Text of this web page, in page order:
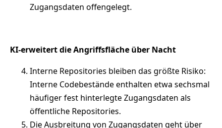
Zugangsdaten offengelegt.
KI-erweitert die Angriffsfläche über Nacht
Interne Repositories bleiben das größte Risiko:
Interne Codebestände enthalten etwa sechsmal
häufiger fest hinterlegte Zugangsdaten als
öffentliche Repositories.
Die Ausbreitung von Zugangsdaten geht über